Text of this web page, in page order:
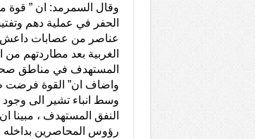
وقال السمرمد: ان ” قوة
الحفر في عملية دهم
عناصر من عصابات داعش
الغربية بعد مطاردتهم من
المستهدف في مناطق
واضاف ان” القوة فرضت
وسط انباء تشير الى
النفق المستهدف ، مبينا
رؤوس المحاصرين بداخله